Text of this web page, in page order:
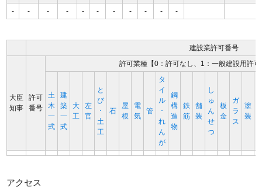
- - - - - - - - - - -
建設業許可番号
大臣
知事
許可
番号
許可業種【0：許可なし、1：一般建設用許
土
木
一
式
建
築
一
式
大
工
左
官
と
び
･
土
工
石
屋
根
電
気
管
タ
イ
ル
･
れ
ん
が
鋼
構
造
物
鉄
筋
舗
装
し
ゅ
ん
せ
つ
板
金
ガ
ラ
ス
塗
装
アクセス